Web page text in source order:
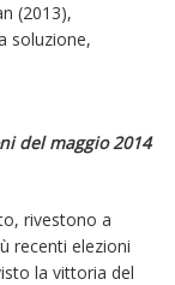
(2013),
soluzione,
del maggio 2014
rivestono a
recenti elezioni
la vittoria del